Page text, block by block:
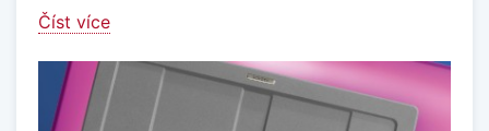
Číst více